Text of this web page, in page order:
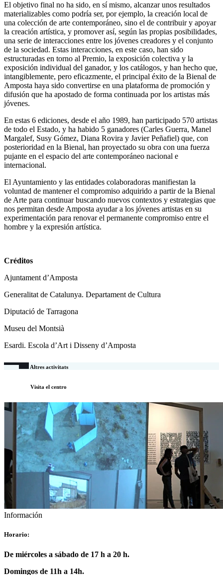
El objetivo final no ha sido, en sí mismo, alcanzar unos resultados
materializables como podría ser, por ejemplo, la creación local de
una colección de arte contemporáneo, sino el de contribuir y apoyar
la creación artística, y promover así, según las propias posibilidades,
una serie de interacciones entre los jóvenes creadores y el conjunto
de la sociedad. Estas interacciones, en este caso, han sido
estructuradas en torno al Premio, la exposición colectiva y la
exposición individual del ganador, y los catálogos, y han hecho que,
intangiblemente, pero eficazmente, el principal éxito de la Bienal de
Amposta haya sido convertirse en una plataforma de promoción y
difusión que ha apostado de forma continuada por los artistas más
jóvenes.
En estas 6 ediciones, desde el año 1989, han participado 570 artistas
de todo el Estado, y ha habido 5 ganadores (Carles Guerra, Manel
Margalef, Susy Gómez, Diana Rovira y Javier Peñafiel) que, con
posterioridad en la Bienal, han proyectado su obra con una fuerza
pujante en el espacio del arte contemporáneo nacional e
internacional.
El Ayuntamiento y las entidades colaboradoras manifiestan la
voluntad de mantener el compromiso adquirido a partir de la Bienal
de Arte para continuar buscando nuevos contextos y estrategias que
nos permitan desde Amposta ayudar a los jóvenes artistas en su
experimentación para renovar el permanente compromiso entre el
hombre y la expresión artística.
Créditos
Ajuntament d’Amposta
Generalitat de Catalunya. Departament de Cultura
Diputació de Tarragona
Museu del Montsià
Esardi. Escola d’Art i Disseny d’Amposta
Altres activitats
Visita el centro
Información
Horario:
De miércoles a sábado de 17 h a 20 h.
Domingos de 11h a 14h.